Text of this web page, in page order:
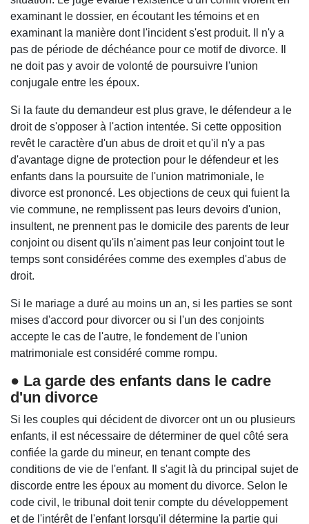
examinant le dossier, en écoutant les témoins et en
examinant la manière dont l'incident s'est produit. Il n'y a
pas de période de déchéance pour ce motif de divorce. Il
ne doit pas y avoir de volonté de poursuivre l'union
conjugale entre les époux.
Si la faute du demandeur est plus grave, le défendeur a le
droit de s'opposer à l'action intentée. Si cette opposition
revêt le caractère d'un abus de droit et qu'il n'y a pas
d'avantage digne de protection pour le défendeur et les
enfants dans la poursuite de l'union matrimoniale, le
divorce est prononcé. Les objections de ceux qui fuient la
vie commune, ne remplissent pas leurs devoirs d'union,
insultent, ne prennent pas le domicile des parents de leur
conjoint ou disent qu'ils n'aiment pas leur conjoint tout le
temps sont considérées comme des exemples d'abus de
droit.
Si le mariage a duré au moins un an, si les parties se sont
mises d'accord pour divorcer ou si l'un des conjoints
accepte le cas de l'autre, le fondement de l'union
matrimoniale est considéré comme rompu.
● La garde des enfants dans le cadre
d'un divorce
Si les couples qui décident de divorcer ont un ou plusieurs
enfants, il est nécessaire de déterminer de quel côté sera
confiée la garde du mineur, en tenant compte des
conditions de vie de l'enfant. Il s'agit là du principal sujet de
discorde entre les époux au moment du divorce. Selon le
code civil, le tribunal doit tenir compte du développement
et de l'intérêt de l'enfant lorsqu'il détermine la partie qui